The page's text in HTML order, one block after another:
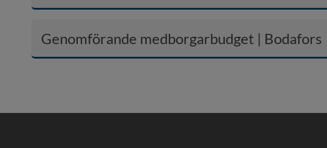
Genomförande medborgarbudget | Bodafors